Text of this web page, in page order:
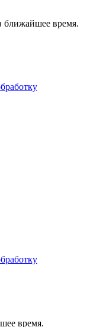
кг свыше 50
ближайшее время.
время.